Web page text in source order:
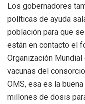
Los gobernadores
políticas de ayuda
población para que
están en contacto el
Organización Mundial
vacunas del
OMS, esa es la
millones de dosis